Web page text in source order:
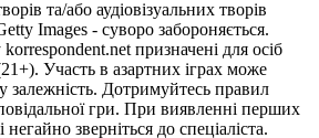
та/або аудіовізуальних творів
Images - суворо забороняється.
призначені для осіб
Участь в азартних іграх може
залежність. Дотримуйтесь правил
гри. При виявленні перших
негайно зверніться до спеціаліста.